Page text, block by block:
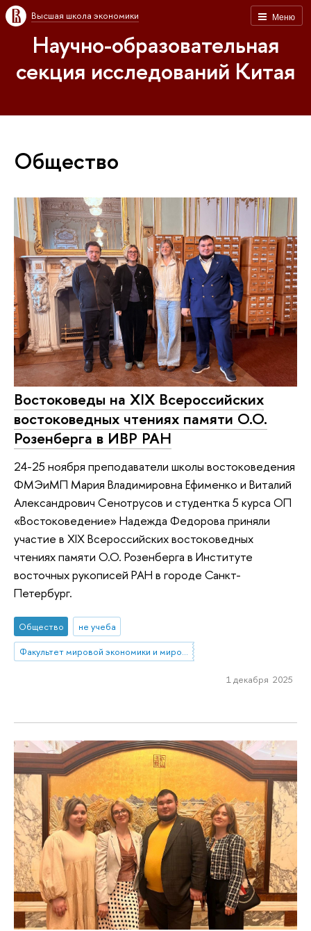
Меню
Высшая школа экономики
Научно-образовательная
секция исследований Китая
Общество
Востоковеды на XIX Всероссийских
востоковедных чтениях памяти О.О.
Розенберга в ИВР РАН
24-25 ноября преподаватели школы востоковедения
ФМЭиМП Мария Владимировна Ефименко и Виталий
Александрович Сенотрусов и студентка 5 курса ОП
«Востоковедение» Надежда Федорова приняли
участие в XIX Всероссийских востоковедных
чтениях памяти О.О. Розенберга в Институте
восточных рукописей РАН в городе Санкт-
Петербург.
Общество
не учеба
Факультет мировой экономики и мировой политики
1 декабря 2025